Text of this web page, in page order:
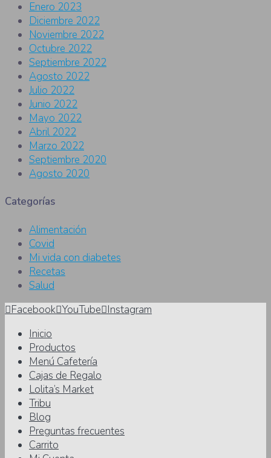
Enero 2023
Diciembre 2022
Noviembre 2022
Octubre 2022
Septiembre 2022
Agosto 2022
Julio 2022
Junio 2022
Mayo 2022
Abril 2022
Marzo 2022
Septiembre 2020
Agosto 2020
Categorías
Alimentación
Covid
Mi vida con diabetes
Recetas
Salud
Facebook YouTube Instagram
Inicio
Productos
Menú Cafetería
Cajas de Regalo
Lolita’s Market
Tribu
Blog
Preguntas frecuentes
Carrito